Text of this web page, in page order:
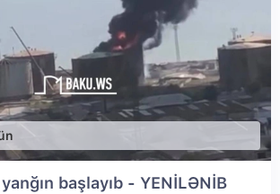
başlayıb - YENİLƏNİB